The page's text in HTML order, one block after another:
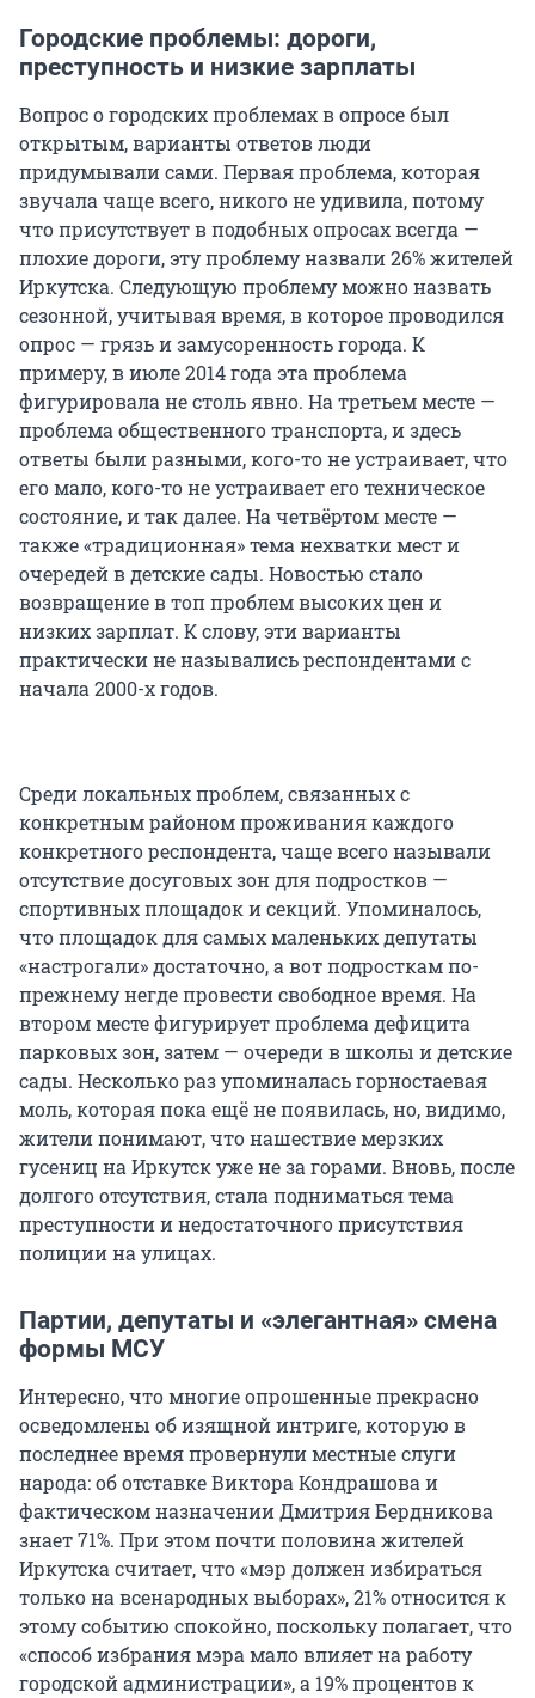
Городские проблемы: дороги,
преступность и низкие зарплаты
Вопрос о городских проблемах в опросе был
открытым, варианты ответов люди
придумывали сами. Первая проблема, которая
звучала чаще всего, никого не удивила, потому
что присутствует в подобных опросах всегда —
плохие дороги, эту проблему назвали 26% жителей
Иркутска. Следующую проблему можно назвать
сезонной, учитывая время, в которое проводился
опрос — грязь и замусоренность города. К
примеру, в июле 2014 года эта проблема
фигурировала не столь явно. На третьем месте —
проблема общественного транспорта, и здесь
ответы были разными, кого-то не устраивает, что
его мало, кого-то не устраивает его техническое
состояние, и так далее. На четвёртом месте —
также «традиционная» тема нехватки мест и
очередей в детские сады. Новостью стало
возвращение в топ проблем высоких цен и
низких зарплат. К слову, эти варианты
практически не назывались респондентами с
начала 2000-х годов.
Среди локальных проблем, связанных с
конкретным районом проживания каждого
конкретного респондента, чаще всего называли
отсутствие досуговых зон для подростков —
спортивных площадок и секций. Упоминалось,
что площадок для самых маленьких депутаты
«настрогали» достаточно, а вот подросткам по-
прежнему негде провести свободное время. На
втором месте фигурирует проблема дефицита
парковых зон, затем — очереди в школы и детские
сады. Несколько раз упоминалась горностаевая
моль, которая пока ещё не появилась, но, видимо,
жители понимают, что нашествие мерзких
гусениц на Иркутск уже не за горами. Вновь, после
долгого отсутствия, стала подниматься тема
преступности и недостаточного присутствия
полиции на улицах.
Партии, депутаты и «элегантная» смена
формы МСУ
Интересно, что многие опрошенные прекрасно
осведомлены об изящной интриге, которую в
последнее время провернули местные слуги
народа: об отставке Виктора Кондрашова и
фактическом назначении Дмитрия Бердникова
знает 71%. При этом почти половина жителей
Иркутска считает, что «мэр должен избираться
только на всенародных выборах», 21% относится к
этому событию спокойно, поскольку полагает, что
«способ избрания мэра мало влияет на работу
городской администрации», а 19% процентов к